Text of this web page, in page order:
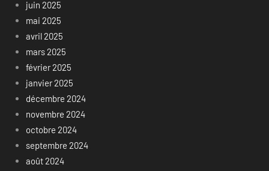
juin 2025
mai 2025
avril 2025
mars 2025
février 2025
janvier 2025
décembre 2024
novembre 2024
octobre 2024
septembre 2024
août 2024